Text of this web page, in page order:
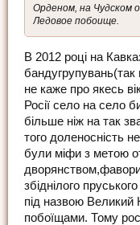
Орденом, на Чудском
Ледовое побоище.
В 2012 році на
бандугрупувань(так
не каже про якесь
Росії село на село
більше ніж на так
того доленосність
були міфи з метою
збіднілого
під назвою Великий
побоїщами. Тому